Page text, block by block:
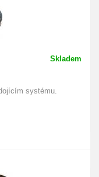
Skladem
systému.